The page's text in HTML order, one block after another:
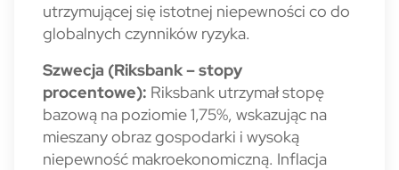
utrzymującej się istotnej niepewności co do
globalnych czynników ryzyka.
Szwecja (Riksbank – stopy
procentowe): Riksbank utrzymał stopę
bazową na poziomie 1,75%, wskazując na
mieszany obraz gospodarki i wysoką
niepewność makroekonomiczną. Inflacja